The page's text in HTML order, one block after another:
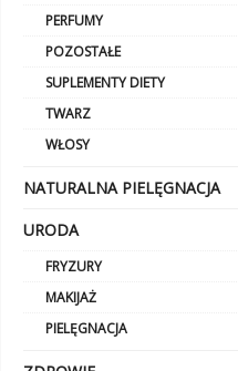
PERFUMY
POZOSTAŁE
SUPLEMENTY DIETY
TWARZ
WŁOSY
NATURALNA PIELĘGNACJA
URODA
FRYZURY
MAKIJAŻ
PIELĘGNACJA